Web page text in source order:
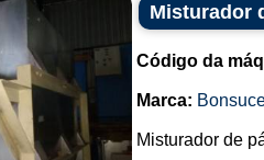
Misturador
Código da
Marca:
Misturador de